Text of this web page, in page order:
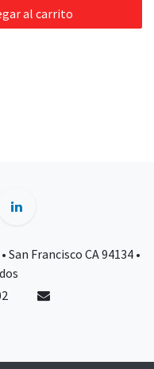
al carrito
San Francisco CA 94134 •